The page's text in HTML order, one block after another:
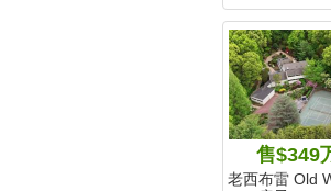
售$349
老西布雷 Old